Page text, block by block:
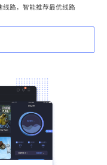
路，智能推荐最优线路